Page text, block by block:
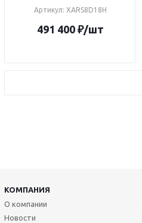
Артикул: XARS8D18H
491 400₽/шт
КОМПАНИЯ
О компании
Новости